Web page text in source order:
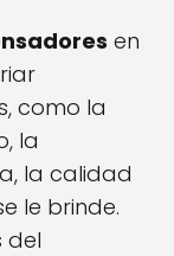
en
como la
la
la calidad
le brinde.
del